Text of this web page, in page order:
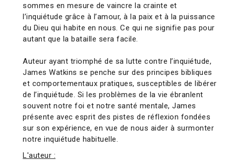
sommes en mesure de vaincre la crainte et
l’inquiétude grâce à l’amour, à la paix et à la puissance
du Dieu qui habite en nous. Ce qui ne signifie pas pour
autant que la bataille sera facile.
Auteur ayant triomphé de sa lutte contre l’inquiétude,
James Watkins se penche sur des principes bibliques
et comportementaux pratiques, susceptibles de libérer
de l’inquiétude. Si les problèmes de la vie ébranlent
souvent notre foi et notre santé mentale, James
présente avec esprit des pistes de réflexion fondées
sur son expérience, en vue de nous aider à surmonter
notre inquiétude habituelle.
L'auteur :